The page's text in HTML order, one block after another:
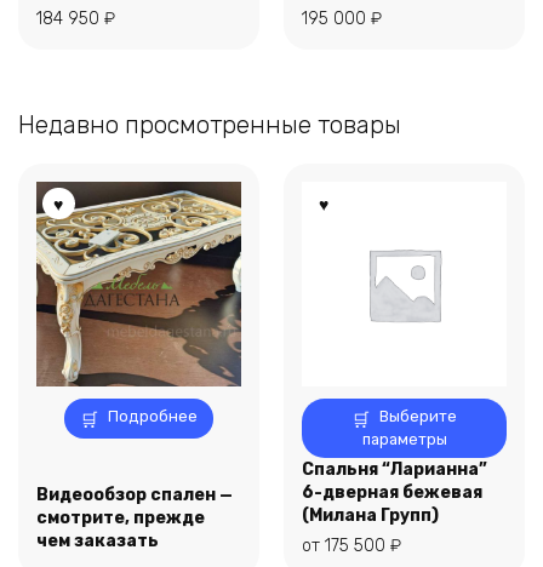
на
товара.
184 950 ₽
195 000 ₽
Недавно просмотренные товары
Подробнее
Видеообзор спален —
смотрите, прежде
чем заказать
Выберите
параметры
Этот
товар
имеет
несколько
вариаций.
Спальня “Ларианна”
6-дверная бежевая
(Милана Групп)
от 175 500 ₽